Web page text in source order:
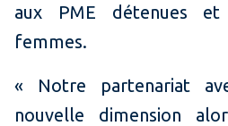
aux PME détenues
femmes.
« Notre partenariat
nouvelle dimension